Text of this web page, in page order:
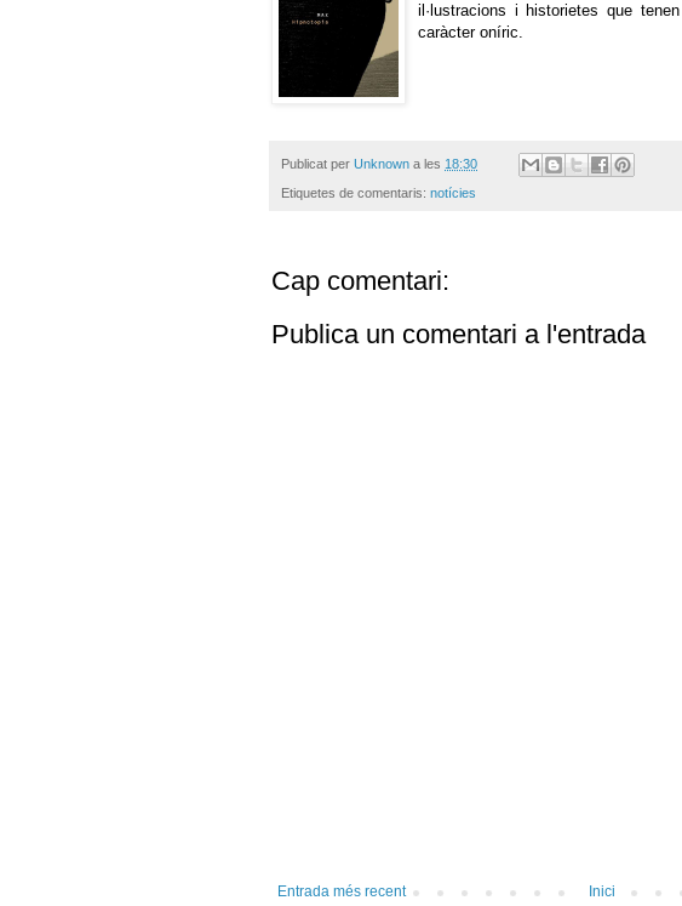
il·lustracions i historietes que
caràcter oníric.
Publicat per Unknown a les 18:30
Etiquetes de comentaris: notícies
Cap comentari:
Publica un comentari a l'entrada
Entrada més recent
Inici